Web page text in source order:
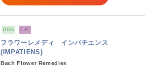
DOG CAT
フラワーレメディ インパチエンス
(IMPATIENS)
Bach Flower Remedies